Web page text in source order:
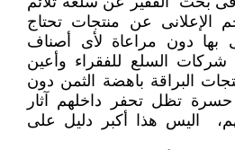
الإعلانى عن منتجات تحتاج
دون مراعاة لأى أصناف
السلع للفقراء وأعين
البراقة باهضة الثمن دون
تظل تحفر داخلهم آثار
اليس هذا أكبر دليل على